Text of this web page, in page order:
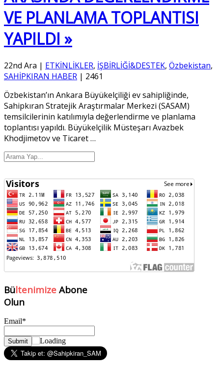
VE PLANLAMA TOPLANTISI
YAPILDI »
22nd Ara | ETKİNLİKLER, İŞBİRLİĞİ&DESTEK, Özbekistan,
SAHİPKIRAN HABER | 2461
Özbekistan’ın Ankara Büyükelçiliği ev sahipliğinde,
Sahipkıran Stratejik Araştırmalar Merkezi (SASAM)
temsilcilerinin katılımıyla değerlendirme ve planlama
toplantısı yapıldı. Büyükelçilik Müsteşarı Avazbek
Khodjimetov ve Ticaret…
Bültenimize Abone
Olun
Email*